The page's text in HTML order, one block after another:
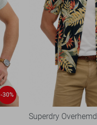
-30%
Superdry Overhemd